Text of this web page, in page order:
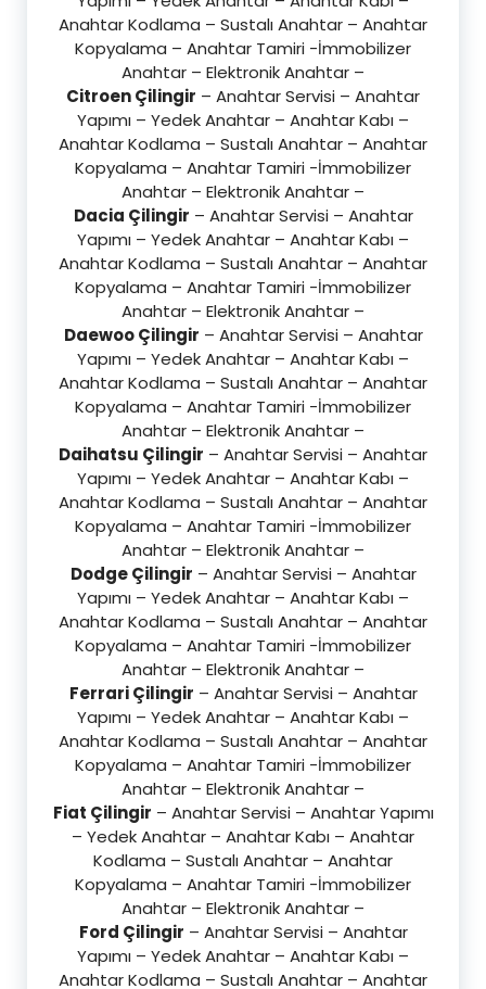
Anahtar Kodlama – Sustalı Anahtar – Anahtar
Kopyalama – Anahtar Tamiri -İmmobilizer
Anahtar – Elektronik Anahtar –
Citroen Çilingir – Anahtar Servisi – Anahtar
Yapımı – Yedek Anahtar – Anahtar Kabı –
Anahtar Kodlama – Sustalı Anahtar – Anahtar
Kopyalama – Anahtar Tamiri -İmmobilizer
Anahtar – Elektronik Anahtar –
Dacia Çilingir – Anahtar Servisi – Anahtar
Yapımı – Yedek Anahtar – Anahtar Kabı –
Anahtar Kodlama – Sustalı Anahtar – Anahtar
Kopyalama – Anahtar Tamiri -İmmobilizer
Anahtar – Elektronik Anahtar –
Daewoo Çilingir – Anahtar Servisi – Anahtar
Yapımı – Yedek Anahtar – Anahtar Kabı –
Anahtar Kodlama – Sustalı Anahtar – Anahtar
Kopyalama – Anahtar Tamiri -İmmobilizer
Anahtar – Elektronik Anahtar –
Daihatsu Çilingir – Anahtar Servisi – Anahtar
Yapımı – Yedek Anahtar – Anahtar Kabı –
Anahtar Kodlama – Sustalı Anahtar – Anahtar
Kopyalama – Anahtar Tamiri -İmmobilizer
Anahtar – Elektronik Anahtar –
Dodge Çilingir – Anahtar Servisi – Anahtar
Yapımı – Yedek Anahtar – Anahtar Kabı –
Anahtar Kodlama – Sustalı Anahtar – Anahtar
Kopyalama – Anahtar Tamiri -İmmobilizer
Anahtar – Elektronik Anahtar –
Ferrari Çilingir – Anahtar Servisi – Anahtar
Yapımı – Yedek Anahtar – Anahtar Kabı –
Anahtar Kodlama – Sustalı Anahtar – Anahtar
Kopyalama – Anahtar Tamiri -İmmobilizer
Anahtar – Elektronik Anahtar –
Fiat Çilingir – Anahtar Servisi – Anahtar Yapımı
– Yedek Anahtar – Anahtar Kabı – Anahtar
Kodlama – Sustalı Anahtar – Anahtar
Kopyalama – Anahtar Tamiri -İmmobilizer
Anahtar – Elektronik Anahtar –
Ford Çilingir – Anahtar Servisi – Anahtar
Yapımı – Yedek Anahtar – Anahtar Kabı –
Anahtar Kodlama – Sustalı Anahtar – Anahtar